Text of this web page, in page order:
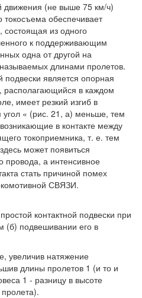
движения (не выше 75 км/ч)
токосъема обеспечивает
состоящая из одного
к поддерживающим
одна от другой на
длинами пролетов.
является опорная
располагающийся в каждом
имеет резкий изгиб в
угол « (рис. 21, а) меньше, тем
в контакте между
токоприемника, т. е. тем
может появиться
провода, а интенсивное
стать причиной помех
СВЯЗИ.
контактной подвески при
(б) подвешивании его в
увеличив натяжение
длины пролетов 1 (и то и
1 - разницу в высоте